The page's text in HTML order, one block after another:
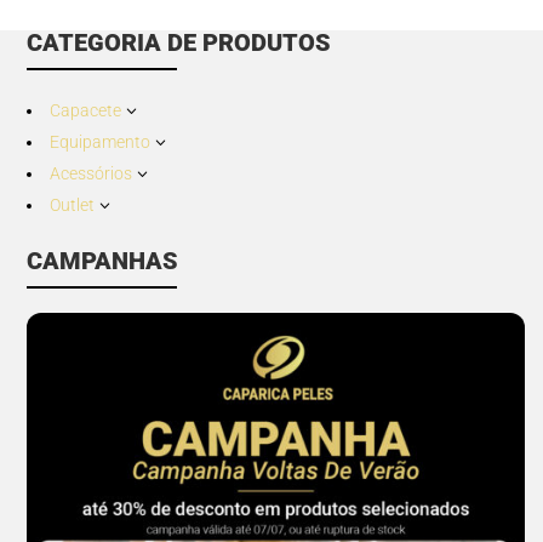
CATEGORIA DE PRODUTOS
Capacete 3
Equipamento 3
Acessórios 3
Outlet 3
CAMPANHAS